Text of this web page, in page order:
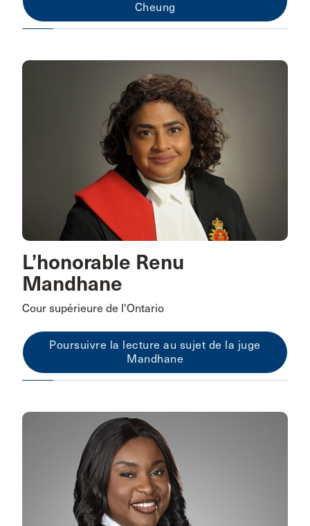
Cheung
L’honorable Renu
Mandhane
Cour supérieure de l'Ontario
Poursuivre la lecture au sujet de la juge
Mandhane